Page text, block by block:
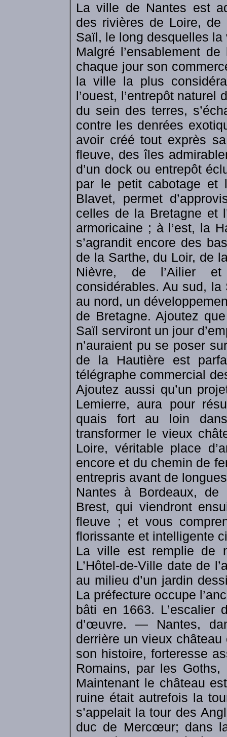
La ville de Nantes est
des rivières de Loire, de
Saïl, le long desquelles
Malgré l’ensablement
chaque jour son
la ville la plus
l’ouest, l’entrepôt
du sein des terres,
contre les denrées
avoir créé tout exprès
fleuve, des îles
d’un dock ou entrepôt
par le petit cabotage et
Blavet, permet
celles de la Bretagne et
armoricaine ; à l’est, la
s’agrandit encore des
de la Sarthe, du Loir, de
Nièvre, de l’Ailier
considérables. Au sud,
au nord, un
de Bretagne. Ajoutez
Saïl serviront un jour
n’auraient pu se poser
de la Hautière est
télégraphe commercial
Ajoutez aussi qu’un
Lemierre, aura pour
quais fort au loin
transformer le vieux
Loire, véritable place
encore et du chemin de
entrepris avant de
Nantes à Bordeaux,
Brest, qui viendront
fleuve ; et vous
florissante et intelligente
La ville est remplie de
L’Hôtel-de-Ville date de
au milieu d’un jardin
La préfecture occupe
bâti en 1663. L’escalier
d’œuvre. — Nantes,
derrière un vieux
son histoire, forteresse
Romains, par les
Maintenant le château
ruine était autrefois la
s’appelait la tour des
duc de Mercœur; dans